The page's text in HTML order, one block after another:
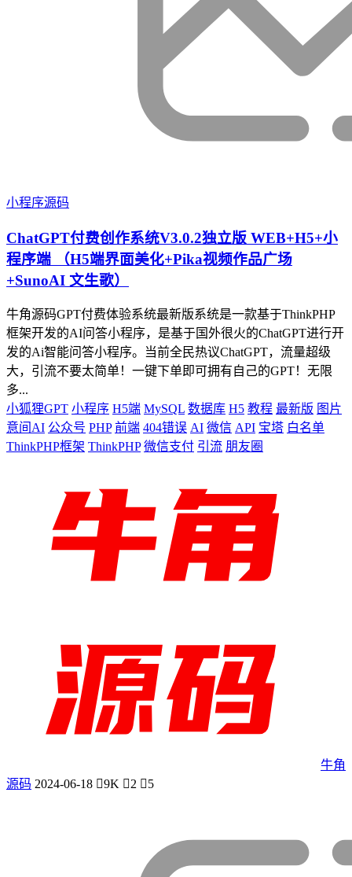
小程序源码
ChatGPT付费创作系统V3.0.2独立版 WEB+H5+小
程序端 （H5端界面美化+Pika视频作品广场
+SunoAI 文生歌）
牛角源码GPT付费体验系统最新版系统是一款基于ThinkPHP
框架开发的AI问答小程序，是基于国外很火的ChatGPT进行开
发的Ai智能问答小程序。当前全民热议ChatGPT，流量超级
大，引流不要太简单！一键下单即可拥有自己的GPT！无限
多...
小狐狸GPT 小程序 H5端 MySQL 数据库 H5 教程 最新版 图片
意间AI 公众号 PHP 前端 404错误 AI 微信 API 宝塔 白名单
ThinkPHP框架 ThinkPHP 微信支付 引流 朋友圈
牛角
源码 2024-06-18 9K 2 5